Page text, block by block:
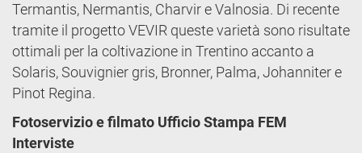
Termantis, Nermantis, Charvir e Valnosia. Di recente
tramite il progetto VEVIR queste varietà sono risultate
ottimali per la coltivazione in Trentino accanto a
Solaris, Souvignier gris, Bronner, Palma, Johanniter e
Pinot Regina.
Fotoservizio e filmato Ufficio Stampa FEM
Interviste